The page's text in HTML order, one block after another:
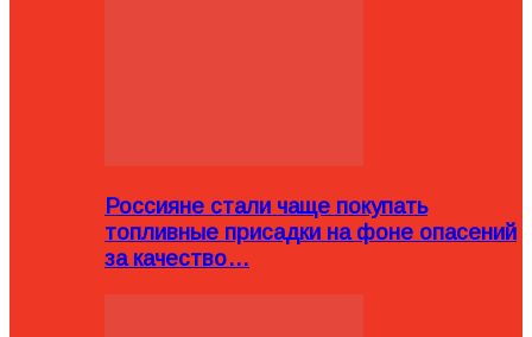
Россияне стали чаще покупать
топливные присадки на фоне опасений
за качество…